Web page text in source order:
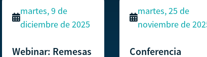
martes, 9 de
diciembre de 2025
Webinar: Remesas
martes, 25 de
noviembre de
Conferencia